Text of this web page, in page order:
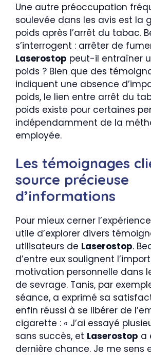
Une autre préoccupation
soulevée dans les avis est la
poids après l’arrêt du tabac.
s’interrogent : arrêter de
Laserostop peut-il entraîner
poids ? Bien que des
indiquent une absence
poids, le lien entre arrêt du
poids existe pour certaines
indépendamment de la
employée.
Les témoignages
source précieuse
d’informations
Pour mieux cerner
utile d’explorer divers
utilisateurs de Laserostop.
d’entre eux soulignent
motivation personnelle dans
de sevrage. Tanis, par
séance, a exprimé sa
enfin réussi à se libérer de
cigarette : « J’ai essayé
sans succès, et Laserostop a
dernière chance. Je me sens